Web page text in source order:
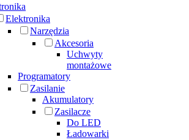
Elektronika
Narzędzia
Akcesoria
Uchwyty
montażowe
Programatory
Zasilanie
Akumulatory
Zasilacze
Do LED
Ładowarki